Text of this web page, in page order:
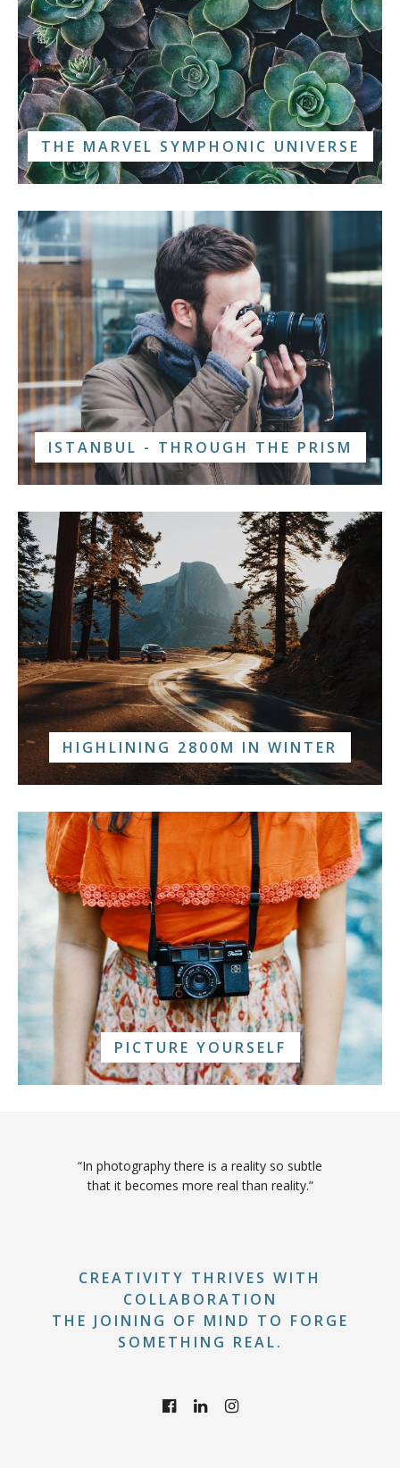
THE MARVEL SYMPHONIC UNIVERSE
ISTANBUL - THROUGH THE PRISM
HIGHLINING 2800M IN WINTER
PICTURE YOURSELF
“In photography there is a reality so subtle
that it becomes more real than reality.”
CREATIVITY THRIVES WITH
COLLABORATION
THE JOINING OF MIND TO FORGE
SOMETHING REAL.